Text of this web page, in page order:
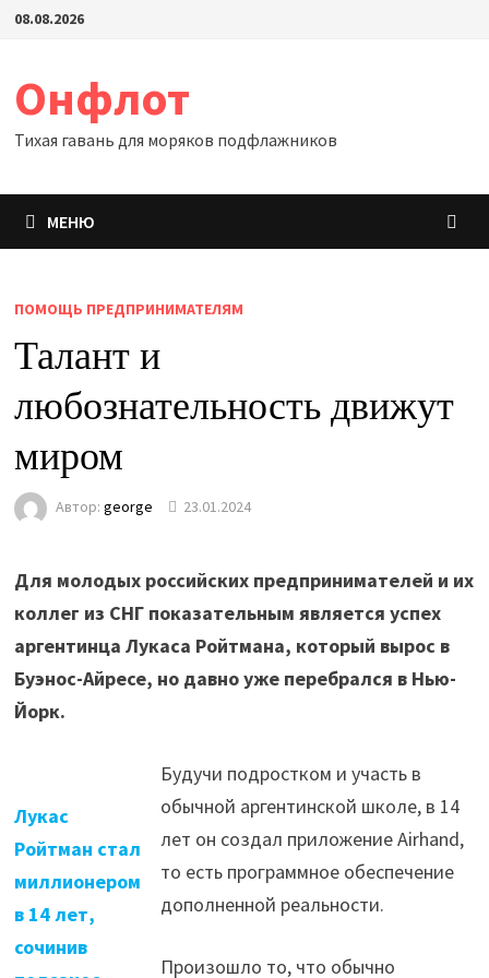
Перейти
08.08.2026
Онфлот
Тихая гавань для моряков подфлажников
МЕНЮ
ПОМОЩЬ ПРЕДПРИНИМАТЕЛЯМ
Талант и
любознательность движут
миром
Автор: george 23.01.2024
Для молодых российских предпринимателей и их
коллег из СНГ показательным является успех
аргентинца Лукаса Ройтмана, который вырос в
Буэнос-Айресе, но давно уже перебрался в Нью-
Йорк.
Лукас
Ройтман стал
миллионером
в 14 лет,
сочинив
Будучи подростком и участь в
обычной аргентинской школе, в 14
лет он создал приложение Airhand,
то есть программное обеспечение
дополненной реальности.
Произошло то, что обычно